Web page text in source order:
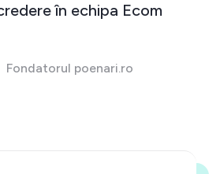
în echipa Ecom
Fondatorul poenari.ro